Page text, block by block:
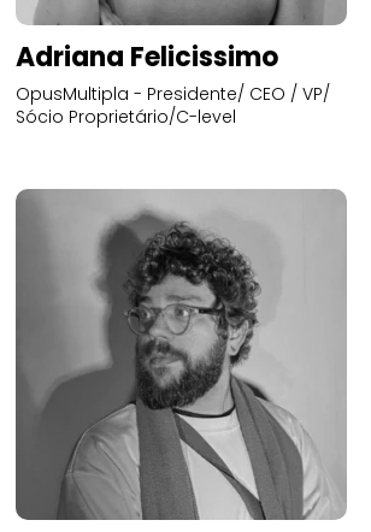
Adriana Felicissimo
OpusMultipla - Presidente/ CEO / VP/
Sócio Proprietário/C-level